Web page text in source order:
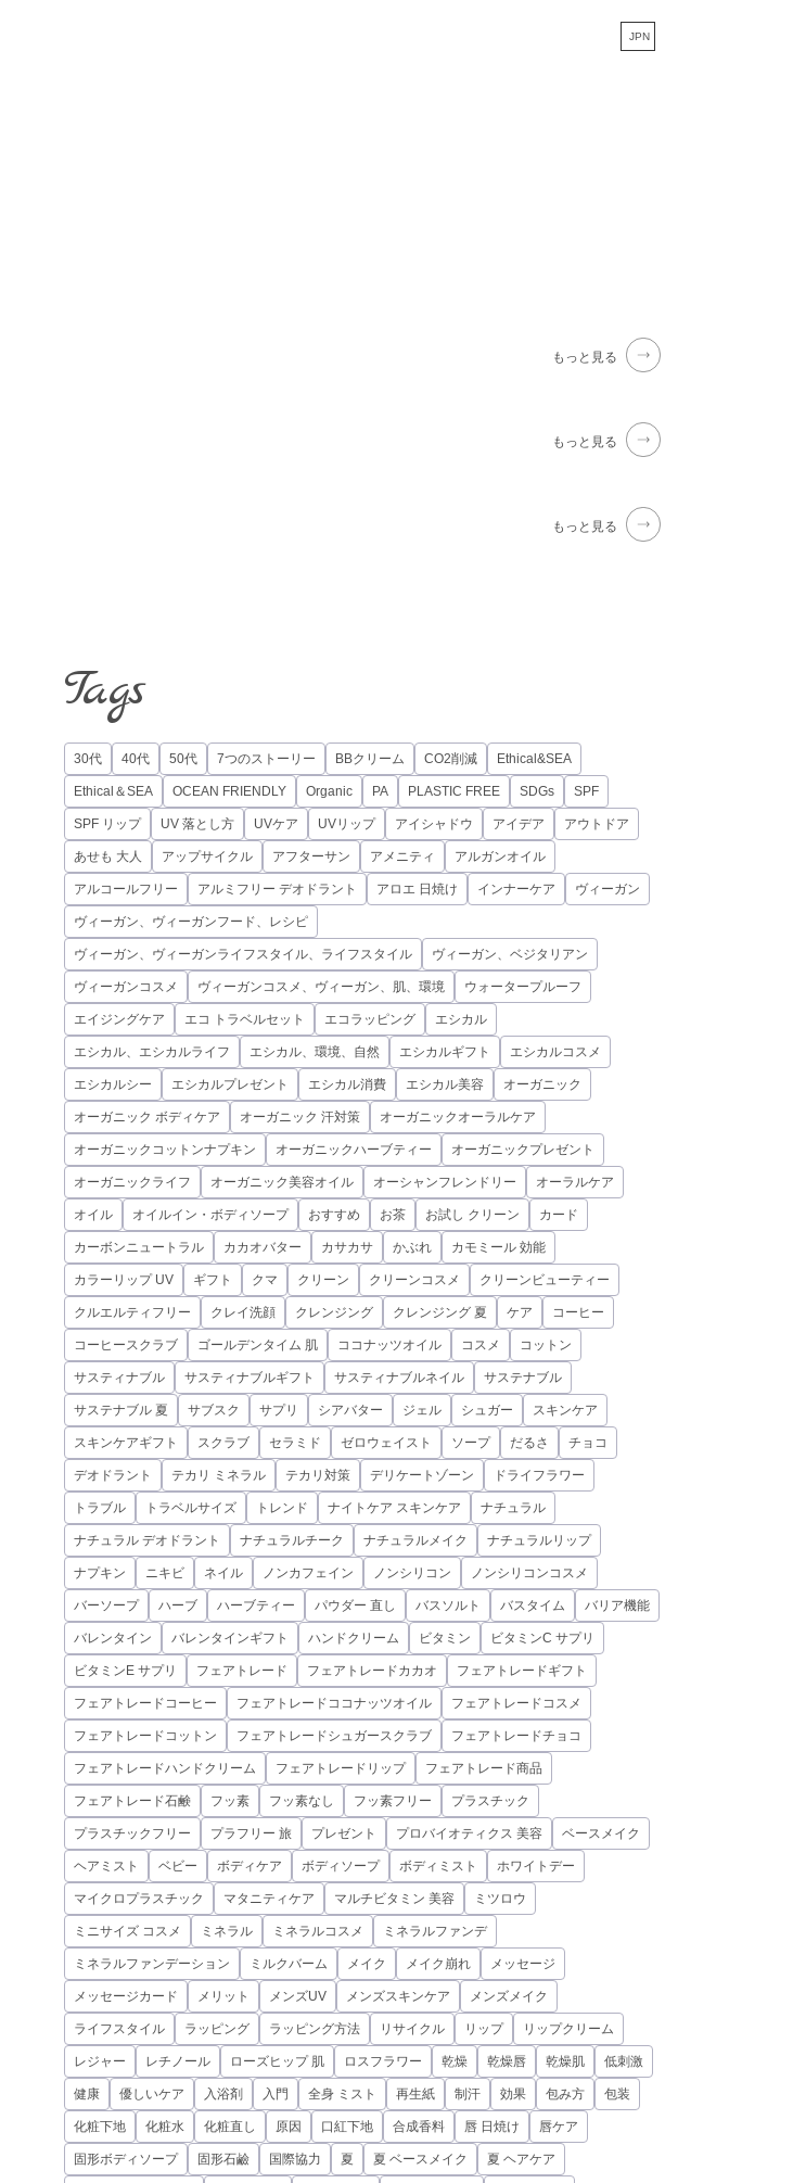
JPN
もっと見る
もっと見る
もっと見る
Tags
30代 40代 50代 7つのストーリー BBクリーム CO2削減 Ethical&SEA
Ethical＆SEA OCEAN FRIENDLY Organic PA PLASTIC FREE SDGs SPF
SPF リップ UV 落とし方 UVケア UVリップ アイシャドウ アイデア アウトドア
あせも 大人 アップサイクル アフターサン アメニティ アルガンオイル
アルコールフリー アルミフリー デオドラント アロエ 日焼け インナーケア ヴィーガン
ヴィーガン、ヴィーガンフード、レシピ
ヴィーガン、ヴィーガンライフスタイル、ライフスタイル ヴィーガン、ベジタリアン
ヴィーガンコスメ ヴィーガンコスメ、ヴィーガン、肌、環境 ウォータープルーフ
エイジングケア エコ トラベルセット エコラッピング エシカル
エシカル、エシカルライフ エシカル、環境、自然 エシカルギフト エシカルコスメ
エシカルシー エシカルプレゼント エシカル消費 エシカル美容 オーガニック
オーガニック ボディケア オーガニック 汗対策 オーガニックオーラルケア
オーガニックコットンナプキン オーガニックハーブティー オーガニックプレゼント
オーガニックライフ オーガニック美容オイル オーシャンフレンドリー オーラルケア
オイル オイルイン・ボディソープ おすすめ お茶 お試し クリーン カード
カーボンニュートラル カカオバター カサカサ かぶれ カモミール 効能
カラーリップ UV ギフト クマ クリーン クリーンコスメ クリーンビューティー
クルエルティフリー クレイ洗顔 クレンジング クレンジング 夏 ケア コーヒー
コーヒースクラブ ゴールデンタイム 肌 ココナッツオイル コスメ コットン
サスティナブル サスティナブルギフト サスティナブルネイル サステナブル
サステナブル 夏 サブスク サプリ シアバター ジェル シュガー スキンケア
スキンケアギフト スクラブ セラミド ゼロウェイスト ソープ だるさ チョコ
デオドラント テカリ ミネラル テカリ対策 デリケートゾーン ドライフラワー
トラブル トラベルサイズ トレンド ナイトケア スキンケア ナチュラル
ナチュラル デオドラント ナチュラルチーク ナチュラルメイク ナチュラルリップ
ナプキン ニキビ ネイル ノンカフェイン ノンシリコン ノンシリコンコスメ
バーソープ ハーブ ハーブティー パウダー 直し バスソルト バスタイム バリア機能
バレンタイン バレンタインギフト ハンドクリーム ビタミン ビタミンC サプリ
ビタミンE サプリ フェアトレード フェアトレードカカオ フェアトレードギフト
フェアトレードコーヒー フェアトレードココナッツオイル フェアトレードコスメ
フェアトレードコットン フェアトレードシュガースクラブ フェアトレードチョコ
フェアトレードハンドクリーム フェアトレードリップ フェアトレード商品
フェアトレード石鹸 フッ素 フッ素なし フッ素フリー プラスチック
プラスチックフリー プラフリー 旅 プレゼント プロバイオティクス 美容 ベースメイク
ヘアミスト ベビー ボディケア ボディソープ ボディミスト ホワイトデー
マイクロプラスチック マタニティケア マルチビタミン 美容 ミツロウ
ミニサイズ コスメ ミネラル ミネラルコスメ ミネラルファンデ
ミネラルファンデーション ミルクバーム メイク メイク崩れ メッセージ
メッセージカード メリット メンズUV メンズスキンケア メンズメイク
ライフスタイル ラッピング ラッピング方法 リサイクル リップ リップクリーム
レジャー レチノール ローズヒップ 肌 ロスフラワー 乾燥 乾燥唇 乾燥肌 低刺激
健康 優しいケア 入浴剤 入門 全身 ミスト 再生紙 制汗 効果 包み方 包装
化粧下地 化粧水 化粧直し 原因 口紅下地 合成香料 唇 日焼け 唇ケア
固形ボディソープ 固形石鹼 国際協力 夏 夏 ベースメイク 夏 ヘアケア